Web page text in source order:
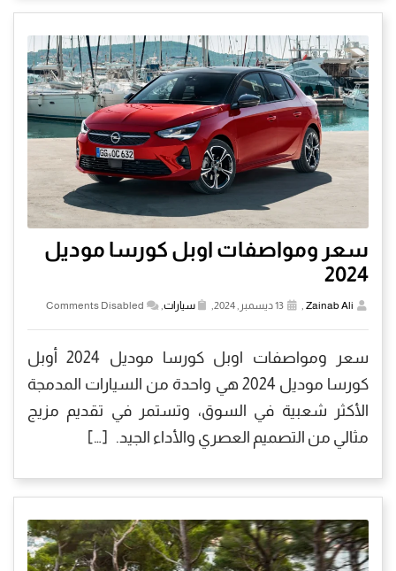
سعر ومواصفات اوبل كورسا موديل
2024
Zainab Ali سيارات Comments Disabled
سعر ومواصفات اوبل كورسا موديل 2024 أوبل
كورسا موديل 2024 هي واحدة من السيارات المدمجة
الأكثر شعبية في السوق، وتستمر في تقديم مزيج
مثالي من التصميم العصري والأداء الجيد. […]